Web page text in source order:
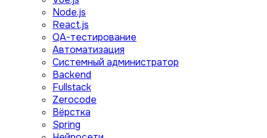
Node.js
React.js
QA-тестирование
Автоматизация
Системный администратор
Backend
Fullstack
Zerocode
Вёрстка
Spring